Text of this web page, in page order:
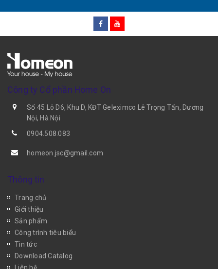
Công ty Cổ phần Home On
Số 45 Lô D6, Khu D, KĐT Geleximco Lê Trọng Tấn, Dương
Nội, Hà Nội
0904.508.083
homeon.jsc@gmail.com
Thông tin
Trang chủ
Giới thiệu
Sản phẩm
Công trình tiêu biểu
Tin tức
Download Catalog